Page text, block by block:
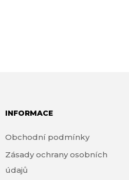
INFORMACE
Obchodní podmínky
Zásady ochrany osobních
údajů